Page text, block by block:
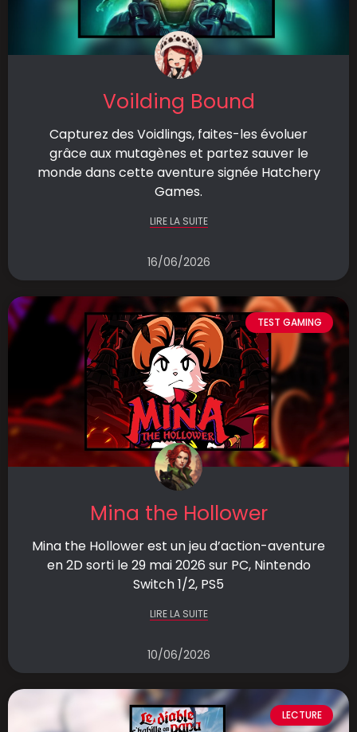
Voilding Bound
Capturez des Voidlings, faites-les évoluer
grâce aux mutagènes et partez sauver le
monde dans cette aventure signée Hatchery
Games.
LIRE LA SUITE
16/06/2026
TEST GAMING
Mina the Hollower
Mina the Hollower est un jeu d’action-aventure
en 2D sorti le 29 mai 2026 sur PC, Nintendo
Switch 1/2, PS5
LIRE LA SUITE
10/06/2026
LECTURE